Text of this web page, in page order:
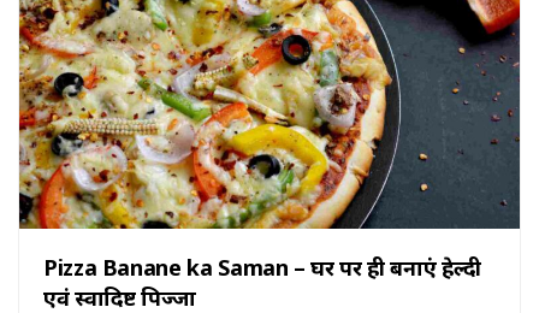
Pizza Banane ka Saman – घर पर ही बनाएं हेल्दी
एवं स्वादिष्ट पिज्जा